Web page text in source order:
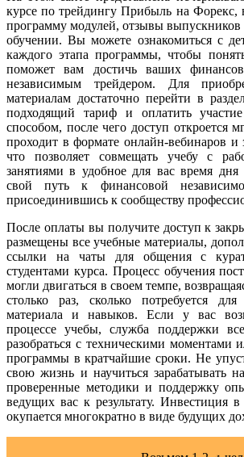
курсе по трейдингу Прибыль на Форекс,
программу модулей, отзывы выпускников
обучении. Вы можете ознакомиться с
каждого этапа программы, чтобы
поможет вам достичь ваших
независимым трейдером. Для
материалам достаточно перейти в
подходящий тариф и оплатить
способом, после чего доступ откроется
проходит в формате онлайн-вебинаров и
что позволяет совмещать учебу с
занятиями в удобное для вас время
свой путь к финансовой
присоединившись к сообществу
После оплаты вы получите доступ к
размещены все учебные материалы,
ссылки на чаты для общения с
студентами курса. Процесс обучения
могли двигаться в своем темпе,
столько раз, сколько потребуется
материала и навыков. Если у вас
процессе учебы, служба поддержки
разобраться с техническими моментами
программы в кратчайшие сроки. Не
свою жизнь и научиться зарабатывать
проверенные методики и поддержку
ведущих вас к результату. Инвестиция в
окупается многократно в виде будущих